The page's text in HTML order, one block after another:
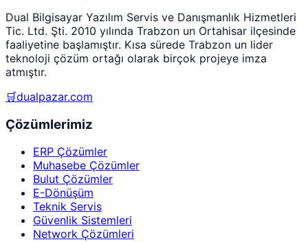
Dual Bilgisayar Yazılım Servis ve Danışmanlık Hizmetleri
Tic. Ltd. Şti. 2010 yılında Trabzon un Ortahisar ilçesinde
faaliyetine başlamıştır. Kısa sürede Trabzon un lider
teknoloji çözüm ortağı olarak birçok projeye imza
atmıştır.
🛒dualpazar.com
Çözümlerimiz
ERP Çözümler
Muhasebe Çözümler
Bulut Çözümler
E-Dönüşüm
Teknik Servis
Güvenlik Sistemleri
Network Çözümleri